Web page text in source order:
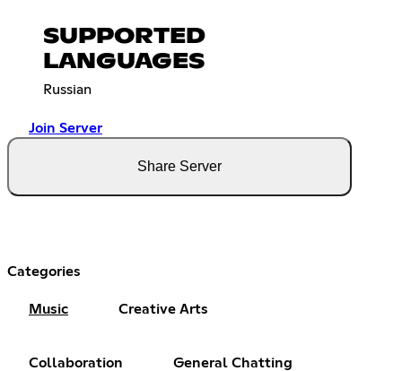
SUPPORTED
LANGUAGES
Russian
Join Server
Share Server
Categories
Music Creative Arts
Collaboration General Chatting